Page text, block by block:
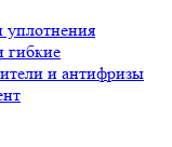
уплотнения
гибкие
и антифризы